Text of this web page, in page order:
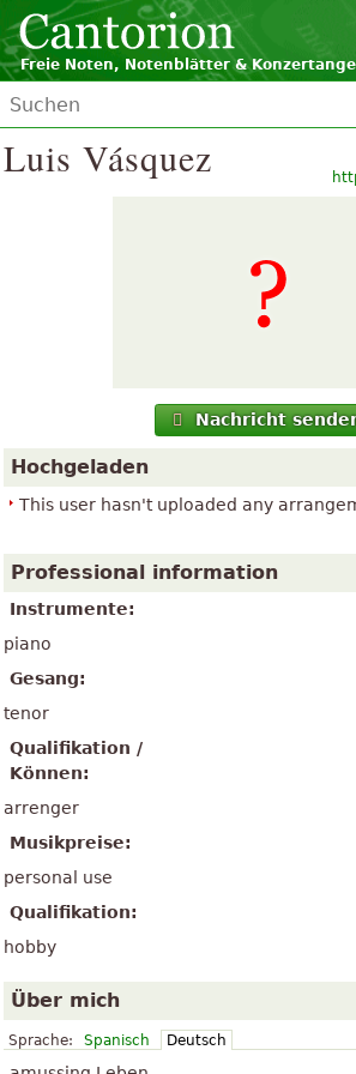
Freie Noten, Notenblätter &
Luis Vásquez
Nachricht
Hochgeladen
This user hasn't uploaded any
Professional information
Instrumente:
piano
Gesang:
tenor
Qualifikation /
Können:
arrenger
Musikpreise:
personal use
Qualifikation:
hobby
Über mich
Sprache: Spanisch Deutsch